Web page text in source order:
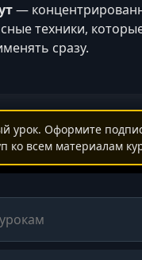
—
техники,
сразу.
урок. Оформите
ко всем материалам